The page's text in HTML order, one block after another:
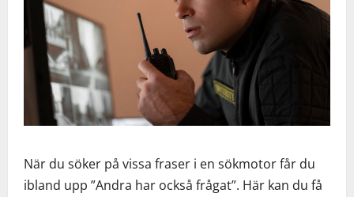
När du söker på vissa fraser i en sökmotor får du
ibland upp ”Andra har också frågat”. Här kan du få